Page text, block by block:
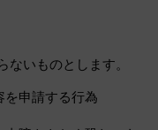
いものとします。
申請する行為